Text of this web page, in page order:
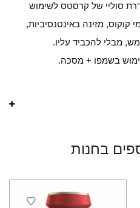
סוליי של קרסטס לשימוש
מזינה באינטנסיביות,
מבלי להכביד עליו.
בשמפו + מסכה.
בחנות